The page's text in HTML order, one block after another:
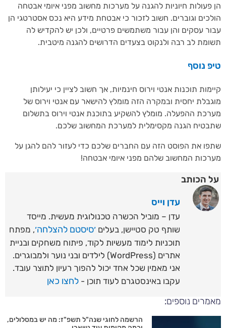
חיוניות להגנה על מערכות מחשוב מפני איומי אבטחה
וגוברים. חשוב לזכור כי אבטחת מידע היא נכס אסטרטגי הן
עסקים והן עבור משתמשים פרטיים, ולכן יש להקדיש לה
לב רבה ולנקוט בצעדים הדרושים להגנה מיטבית.
נוסף
תוכנות אנטי וירוס חינמיות, אך חשוב לציין כי יעילותן
יחסית ובמקרה הזה מומלץ להישאר עם אנטי וירוס של
ההפעלה. מומלץ להשקיע בתוכנת אנטי וירוס בתשלום
הגנה מקסימלית למערכת המחשוב שלכם.
את הפוסט הזה עם החברים שלכם כדי לעזור להם להגן על
המחשוב שלהם מפני איומי אבטחה!
הכותב
עדן וייס
עדן – מוביל הכשרה טכנולוגית מעשית. מייסד
שותף טק סטיישן, בעלים׳סיסטם להצלחה׳, מפתח
תוכניות לימוד מעשיות לקוד, פיתוח משחקים ובניית
אתרים (WordPress) לילדים ובני נוער ולמבוגרים.
אני מאמין שכל אחד יכול להפוך רעיון לתוצר עובד.
עקבו באינסטגרם לעוד תוכן -לחצו כאן
נוספים:
הרשמה לחוגי שנה"ל תשפ"ז: מה יש במסלולים,